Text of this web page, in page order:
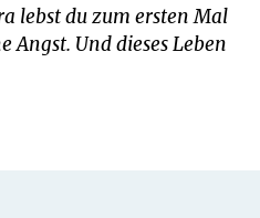
lebst du zum ersten Mal
Angst. Und dieses Leben